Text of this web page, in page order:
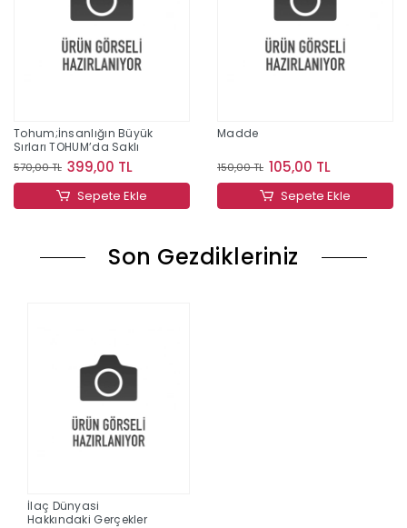
Tohum;İnsanlığın Büyük
Sırları TOHUM’da Saklı
570,00 TL 399,00 TL
Sepete Ekle
Madde
150,00 TL 105,00 TL
Sepete Ekle
Son Gezdikleriniz
İlaç Dünyasi
Hakkındaki Gerçekler